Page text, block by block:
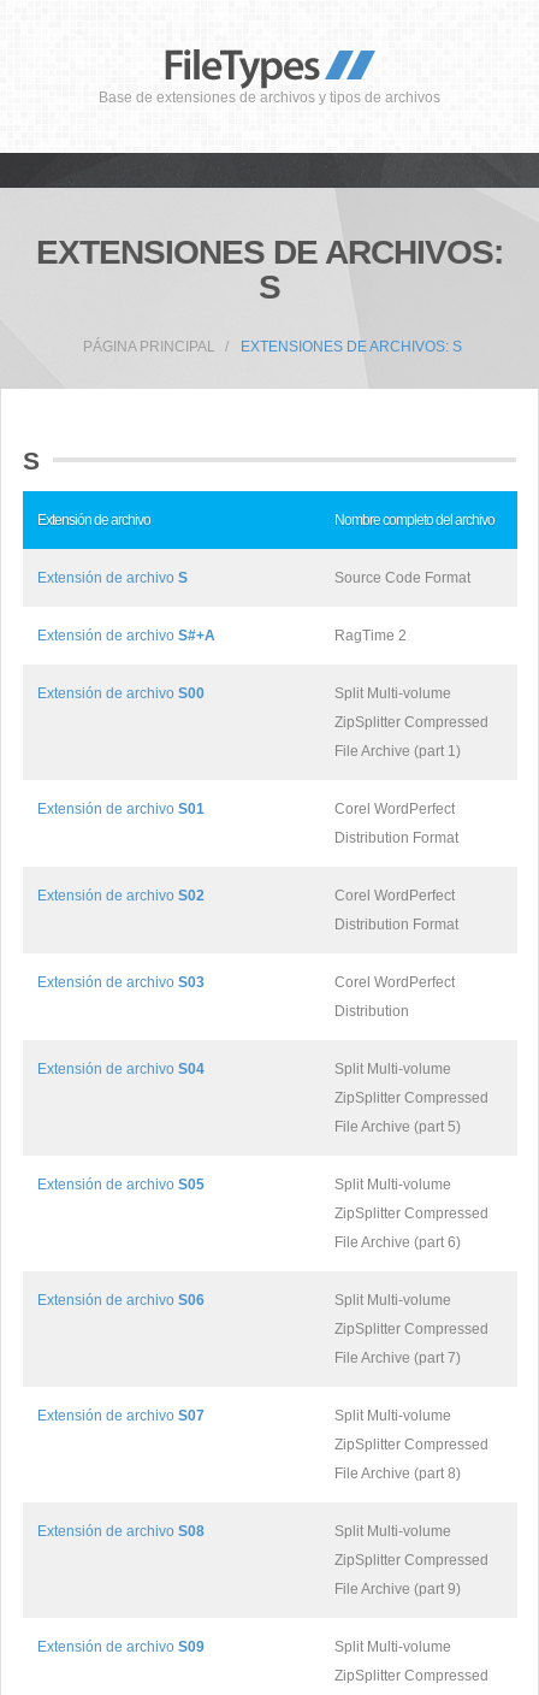
Base de extensiones de archivos y tipos de archivos
EXTENSIONES DE ARCHIVOS:
S
PÁGINA PRINCIPAL EXTENSIONES DE ARCHIVOS: S
S
Extensión de archivo Nombre completo del archivo
Extensión de archivo S Source Code Format
Extensión de archivo S#+A RagTime 2
Extensión de archivo S00
Split Multi-volume
ZipSplitter Compressed
File Archive (part 1)
Extensión de archivo S01
Corel WordPerfect
Distribution Format
Extensión de archivo S02
Corel WordPerfect
Distribution Format
Extensión de archivo S03
Corel WordPerfect
Distribution
Extensión de archivo S04
Split Multi-volume
ZipSplitter Compressed
File Archive (part 5)
Extensión de archivo S05
Split Multi-volume
ZipSplitter Compressed
File Archive (part 6)
Extensión de archivo S06
Split Multi-volume
ZipSplitter Compressed
File Archive (part 7)
Extensión de archivo S07
Split Multi-volume
ZipSplitter Compressed
File Archive (part 8)
Extensión de archivo S08
Split Multi-volume
ZipSplitter Compressed
File Archive (part 9)
Extensión de archivo S09
Split Multi-volume
ZipSplitter Compressed